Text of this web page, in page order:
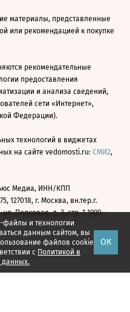
файлы и технологии
данным сайтом, вы
файлов cookie
с Политикой в
данных.
ОК
материалы, представленные
или рекомендацией к покупке
рекомендательные
предоставления
и анализа сведений,
сети «Интернет»,
Федерации).
технологий в виджетах
на сайте vedomosti.ru: СМИ2,
Медиа, ИНН/КПП
127018, г. Москва, вн.тер.г.
Полковая, д. 3, стр. 1 1999—